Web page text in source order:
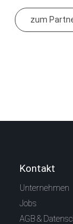
zum
Kontakt
Unternehmen
Jobs
AGB &